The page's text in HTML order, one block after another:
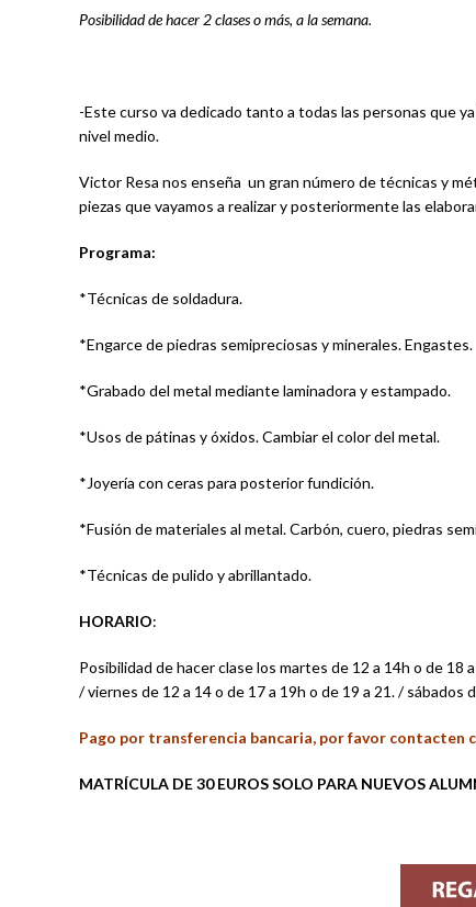
Posibilidad de hacer 2 clases o más, a la semana.
-Este curso va dedicado tanto a todas las personas que
nivel medio.
Victor Resa nos enseña un gran número de técnicas y
piezas que vayamos a realizar y posteriormente las
Programa:
*Técnicas de soldadura.
*Engarce de piedras semipreciosas y minerales. Engastes.
*Grabado del metal mediante laminadora y estampado.
*Usos de pátinas y óxidos. Cambiar el color del metal.
*Joyería con ceras para posterior fundición.
*Fusión de materiales al metal. Carbón, cuero, piedras
*Técnicas de pulido y abrillantado.
HORARIO:
Posibilidad de hacer clase los martes de 12 a 14h o de 18
/ viernes de 12 a 14 o de 17 a 19h o de 19 a 21. / sábados
Pago por transferencia bancaria, por favor contacten
MATRÍCULA DE 30 EUROS SOLO PARA NUEVOS